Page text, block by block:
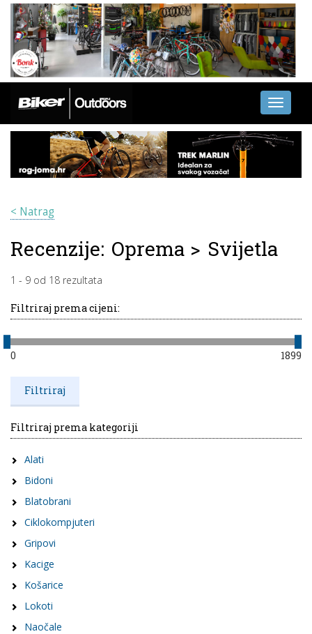
Toggle
< Natrag
Recenzije: Oprema > Svijetla
1 - 9 od 18 rezultata
Filtriraj prema cijeni:
0 1899
Filtriraj prema kategoriji
Alati
Bidoni
Blatobrani
Ciklokompjuteri
Gripovi
Kacige
Košarice
Lokoti
Naočale